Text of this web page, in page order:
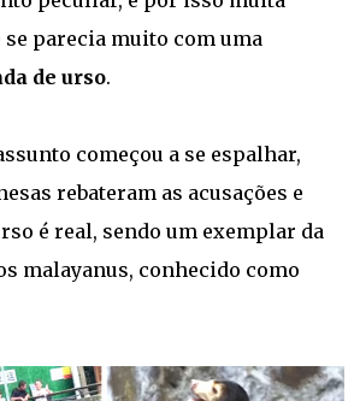
se parecia muito com uma
de urso.
começou a se espalhar,
rebateram as acusações e
é real, sendo um exemplar da
malayanus, conhecido como